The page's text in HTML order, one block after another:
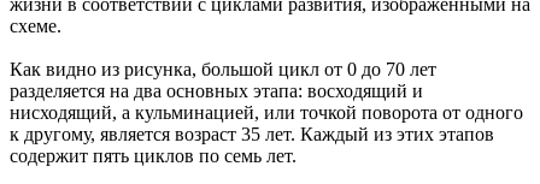
схеме.
Как видно из рисунка, большой цикл от 0 до 70 лет
разделяется на два основных этапа: восходящий и
нисходящий, а кульминацией, или точкой поворота от одного
к другому, является возраст 35 лет. Каждый из этих этапов
содержит пять циклов по семь лет.